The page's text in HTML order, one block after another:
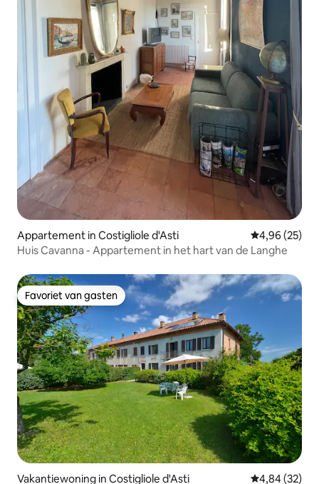
Appartement in Costigliole d'Asti Gemiddelde
4,96 (25)
Huis Cavanna - Appartement in het hart van de Langhe
Favoriet van gasten
Favoriet van gasten
Vakantiewoning in Costigliole d'Asti Gemiddelde
4,84 (32)